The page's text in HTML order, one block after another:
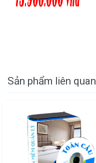
Sản phẩm liên quan